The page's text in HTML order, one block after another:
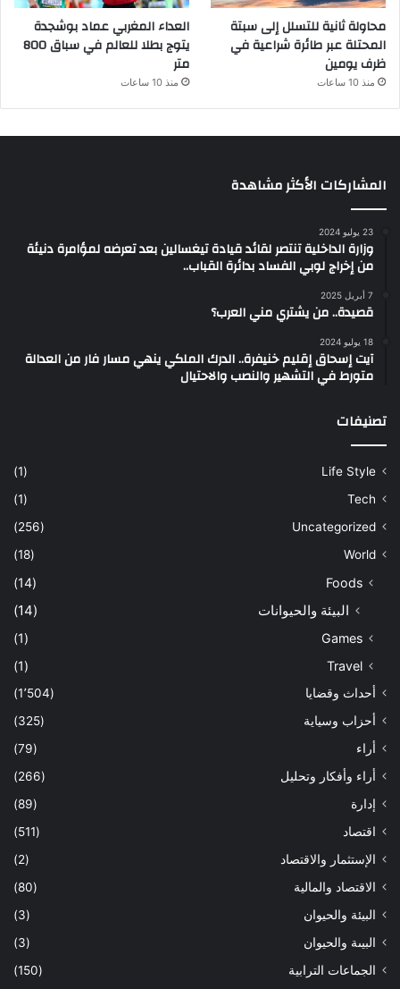
محاولة ثانية للتسلل إلى سبتة
المحتلة عبر طائرة شراعية في
ظرف يومين
منذ 10 ساعات
العداء المغربي عماد بوشجدة
يتوج بطلا للعالم في سباق 800
متر
منذ 10 ساعات
المشاركات الأكثر مشاهدة
23 يوليو 2024
وزارة الداخلية تنتصر لقائد قيادة تيغسالين بعد تعرضه لمؤامرة دنيئة
من إخراج لوبي الفساد بدائرة القباب..
7 أبريل 2025
قصيدة.. من يشتري مني العرب؟
18 يوليو 2024
آيت إسحاق إقليم خنيفرة.. الدرك الملكي ينهي مسار فار من العدالة
متورط في التشهير والنصب والاحتيال
تصنيفات
Life Style
(1)
Tech
(1)
Uncategorized
(256)
World
(18)
Foods
(14)
البيئة والحيوانات (14)
Games
(1)
Travel
(1)
أحداث وقضايا
(1٬504)
أحزاب وسياية
(325)
أراء
(79)
أراء وأفكار وتحليل
(266)
إدارة
(89)
اقتصاد
(511)
الإستثمار والاقتصاد
(2)
الاقتصاد والمالية
(80)
البيئة والحيوان
(3)
البيىة والحيوان
(3)
الجماعات الترابية
(150)